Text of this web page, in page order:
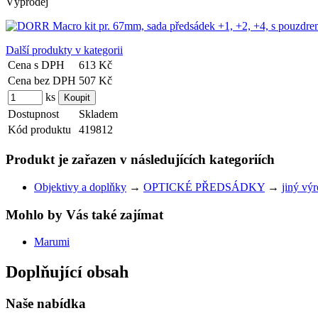
Další produkty v kategorii
Cena s DPH
613 Kč
Cena bez DPH 507 Kč
ks
Dostupnost
Skladem
Kód produktu
419812
Produkt je zařazen v následujících kategoriích
Objektivy a doplňky → OPTICKÉ PŘEDSÁDKY → jiný
Mohlo by Vás také zajímat
Marumi
Doplňující obsah
Naše nabídka